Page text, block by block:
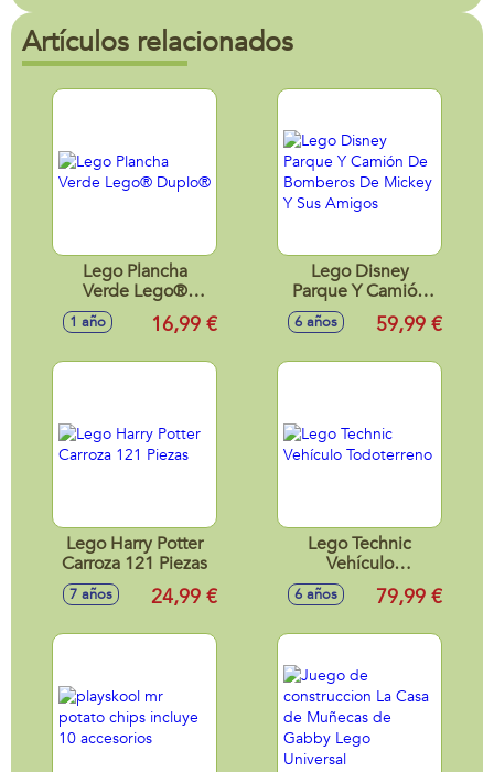
Artículos relacionados
Lego Plancha
Verde Lego®
Duplo®
1 año 16,99 €
Lego Disney
Parque Y Camión
De Bomberos De
Mickey Y Sus
6 años 59,99 €
Lego Harry Potter
Carroza 121 Piezas
7 años 24,99 €
Lego Technic
Vehículo
Todoterreno
6 años 79,99 €